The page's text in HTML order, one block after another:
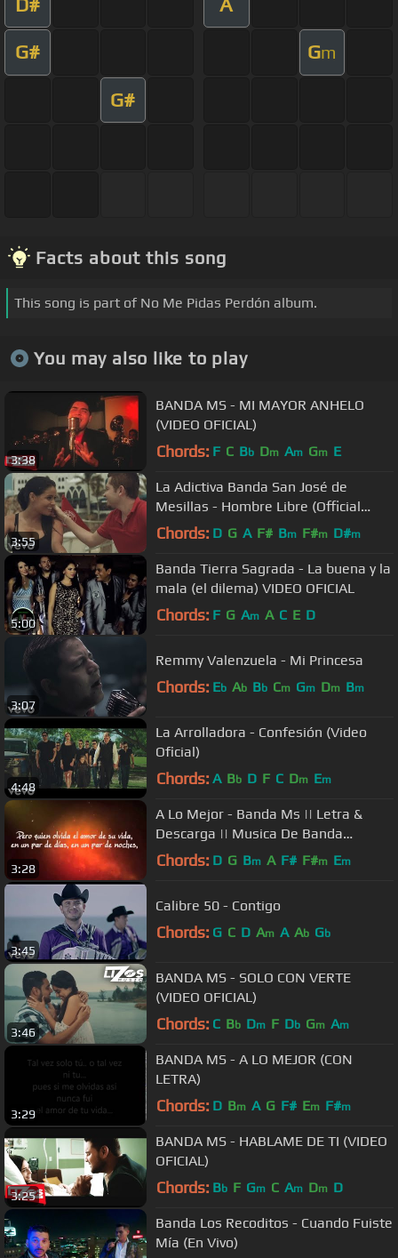
G# Gm
G#
Facts about this song
This song is part of No Me Pidas Perdón album.
You may also like to play
3:38
BANDA MS - MI MAYOR ANHELO
(VIDEO OFICIAL)
Chords: F C Bb Dm Am Gm E
3:55
La Adictiva Banda San José de
Mesillas - Hombre Libre (Official
Video)
Chords: D G A F# Bm F#m D#m
5:00
Banda Tierra Sagrada - La buena y la
mala (el dilema) VIDEO OFICIAL
Chords: F G Am A C E D
3:07
Remmy Valenzuela - Mi Princesa
Chords: Eb Ab Bb Cm Gm Dm Bm
4:48
La Arrolladora - Confesión (Video
Oficial)
Chords: A Bb D F C Dm Em
3:28
A Lo Mejor - Banda Ms || Letra &
Descarga || Musica De Banda
2014/2015
Chords: D G Bm A F# F#m Em
3:45
Calibre 50 - Contigo
Chords: G C D Am A Ab Gb
3:46
BANDA MS - SOLO CON VERTE
(VIDEO OFICIAL)
Chords: C Bb Dm F Db Gm Am
3:29
BANDA MS - A LO MEJOR (CON
LETRA)
Chords: D Bm A G F# Em F#m
3:25
BANDA MS - HABLAME DE TI (VIDEO
OFICIAL)
Chords: Bb F Gm C Am Dm D
Banda Los Recoditos - Cuando Fuiste
Mía (En Vivo)